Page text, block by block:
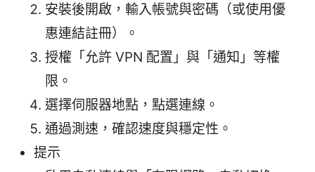
安裝後開啟，輸入帳號與密碼（或使用優
惠連結註冊）。
授權「允許 VPN 配置」與「通知」等權
限。
選擇伺服器地點，點選連線。
通過測速，確認速度與穩定性。
提示